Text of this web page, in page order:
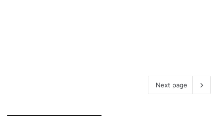
Next page